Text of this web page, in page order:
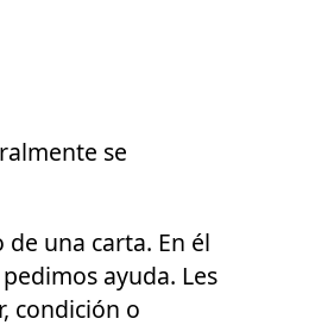
se
una carta. En él
ayuda. Les
condición o